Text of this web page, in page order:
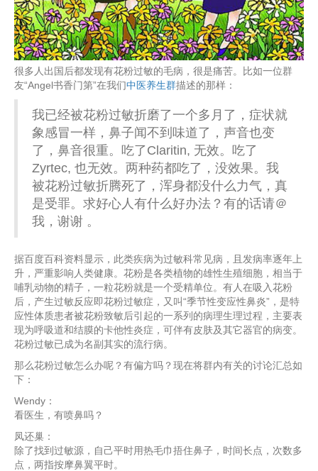
很多人出国后都发现有花粉过敏的毛病，很是痛苦。比如一位群
友“Angel书香门第”在我们中医养生群描述的那样：
我已经被花粉过敏折磨了一个多月了，症状就
象感冒一样，鼻子闻不到味道了，声音也变
了，鼻音很重。吃了Claritin, 无效。吃了
Zyrtec, 也无效。两种药都吃了，没效果。我
被花粉过敏折腾死了，浑身都没什么力气，真
是受罪。求好心人有什么好办法？有的话请＠
我，谢谢 。
据百度百科资料显示，此类疾病为过敏科常见病，且发病率逐年上
升，严重影响人类健康。花粉是各类植物的雄性生殖细胞，相当于
哺乳动物的精子，一粒花粉就是一个受精单位。有人在吸入花粉
后，产生过敏反应即花粉过敏症，又叫“季节性变应性鼻炎”，是特
应性体质患者被花粉致敏后引起的一系列的病理生理过程，主要表
现为呼吸道和结膜的卡他性炎症，可伴有皮肤及其它器官的病变。
花粉过敏已成为名副其实的流行病。
那么花粉过敏怎么办呢？有偏方吗？现在将群内有关的讨论汇总如
下：
Wendy：
看医生，有喷鼻吗？
凤还巢：
除了找到过敏源，自己平时用热毛巾捂住鼻子，时间长点，次数多
点，两指按摩鼻翼平时。